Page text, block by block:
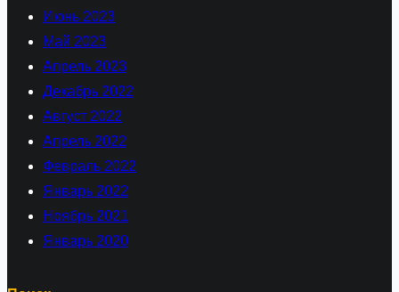
Июнь 2023
Май 2023
Апрель 2023
Декабрь 2022
Август 2022
Апрель 2022
Февраль 2022
Январь 2022
Ноябрь 2021
Январь 2020